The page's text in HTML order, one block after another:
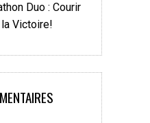
Duo : Courir
Victoire!